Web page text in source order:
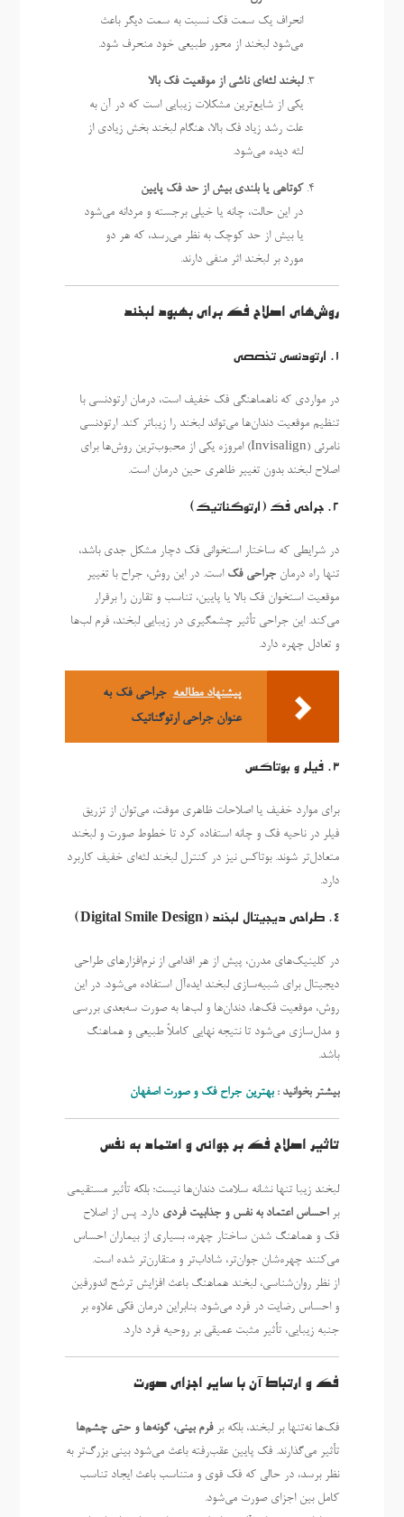
انحراف یک سمت فک نسبت به سمت دیگر باعث
می‌شود لبخند از محور طبیعی خود منحرف شود.
لبخند لثه‌ای ناشی از موقعیت فک بالا
یکی از شایع‌ترین مشکلات زیبایی است که در آن به
علت رشد زیاد فک بالا، هنگام لبخند بخش زیادی از
لثه دیده می‌شود.
کوتاهی یا بلندی بیش از حد فک پایین
در این حالت، چانه یا خیلی برجسته و مردانه می‌شود
یا بیش از حد کوچک به نظر می‌رسد، که هر دو
مورد بر لبخند اثر منفی دارند.
روش‌های اصلاح فک برای بهبود لبخند
1. ارتودنسی تخصصی
در مواردی که ناهماهنگی فک خفیف است، درمان ارتودنسی با
تنظیم موقعیت دندان‌ها می‌تواند لبخند را زیباتر کند. ارتودنسی
نامرئی (Invisalign) امروزه یکی از محبوب‌ترین روش‌ها برای
اصلاح لبخند بدون تغییر ظاهری حین درمان است.
2. جراحی فک (ارتوگناتیک)
در شرایطی که ساختار استخوانی فک دچار مشکل جدی باشد،
تنها راه درمان جراحی فک است. در این روش، جراح با تغییر
موقعیت استخوان فک بالا یا پایین، تناسب و تقارن را برقرار
می‌کند. این جراحی تأثیر چشمگیری در زیبایی لبخند، فرم لب‌ها
و تعادل چهره دارد.
پیشنهاد مطالعه جراحی فک به
عنوان جراحی ارتوگناتیک
3. فیلر و بوتاکس
برای موارد خفیف یا اصلاحات ظاهری موقت، می‌توان از تزریق
فیلر در ناحیه فک و چانه استفاده کرد تا خطوط صورت و لبخند
متعادل‌تر شوند. بوتاکس نیز در کنترل لبخند لثه‌ای خفیف کاربرد
دارد.
4. طراحی دیجیتال لبخند (Digital Smile Design)
در کلینیک‌های مدرن، پیش از هر اقدامی از نرم‌افزارهای طراحی
دیجیتال برای شبیه‌سازی لبخند ایده‌آل استفاده می‌شود. در این
روش، موقعیت فک‌ها، دندان‌ها و لب‌ها به صورت سه‌بعدی بررسی
و مدل‌سازی می‌شود تا نتیجه نهایی کاملاً طبیعی و هماهنگ
باشد.
بیشتر بخوانید :بهترین جراح فک و صورت اصفهان
تاثیر اصلاح فک بر جوانی و اعتماد به نفس
لبخند زیبا تنها نشانه سلامت دندان‌ها نیست؛ بلکه تأثیر مستقیمی
براحساس اعتماد به نفس و جذابیت فردی دارد. پس از اصلاح
فک و هماهنگ شدن ساختار چهره، بسیاری از بیماران احساس
می‌کنند چهره‌شان جوان‌تر، شاداب‌تر و متقارن‌تر شده است.
از نظر روان‌شناسی، لبخند هماهنگ باعث افزایش ترشح اندورفین
و احساس رضایت در فرد می‌شود. بنابراین درمان فکی علاوه بر
جنبه زیبایی، تأثیر مثبت عمیقی بر روحیه فرد دارد.
فک و ارتباط آن با سایر اجزای صورت
فک‌ها نه‌تنها بر لبخند، بلکه برفرم بینی، گونه‌ها و حتی چشم‌ها
تأثیر می‌گذارند. فک پایین عقب‌رفته باعث می‌شود بینی بزرگ‌تر به
نظر برسد، در حالی که فک قوی و متناسب باعث ایجاد تناسب
کامل بین اجزای صورت می‌شود.